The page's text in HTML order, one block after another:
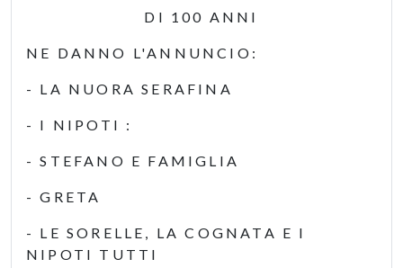
DI 100 ANNI
NE DANNO L'ANNUNCIO:
- LA NUORA SERAFINA
- I NIPOTI :
- STEFANO E FAMIGLIA
- GRETA
- LE SORELLE, LA COGNATA E I
NIPOTI TUTTI